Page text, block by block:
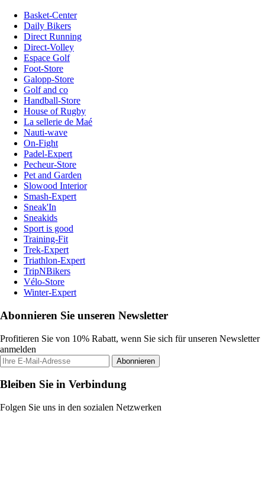
Basket-Center
Daily Bikers
Direct Running
Direct-Volley
Espace Golf
Foot-Store
Galopp-Store
Golf and co
Handball-Store
House of Rugby
La sellerie de Maé
Nauti-wave
On-Fight
Padel-Expert
Pecheur-Store
Pet and Garden
Slowood Interior
Smash-Expert
Sneak'In
Sneakids
Sport is good
Training-Fit
Trek-Expert
Triathlon-Expert
TripNBikers
Vélo-Store
Winter-Expert
Abonnieren Sie unseren Newsletter
Profitieren Sie von 10% Rabatt, wenn Sie sich für unseren Newsletter
anmelden
Abonnieren
Bleiben Sie in Verbindung
Folgen Sie uns in den sozialen Netzwerken